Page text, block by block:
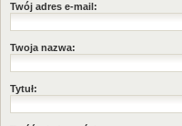
Twój adres e-mail:
Twoja nazwa:
Tytuł: